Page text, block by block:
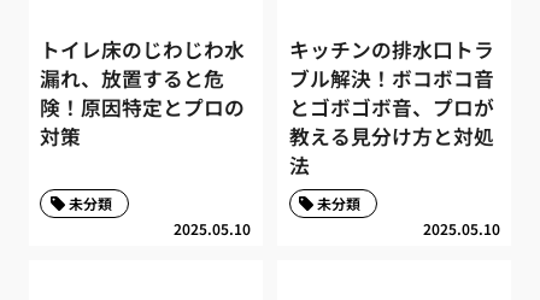
トイレ床のじわじわ水
漏れ、放置すると危
険！原因特定とプロの
対策
2025.05.10
未分類
キッチンの排水口トラ
ブル解決！ボコボコ音
とゴボゴボ音、プロが
教える見分け方と対処
法
2025.05.10
未分類